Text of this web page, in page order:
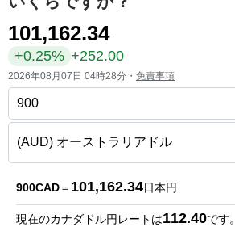
ム
ペ
ー
ジ
通
貨
一
覧
101,162.34
+0.25% +252.00
2026年08月07日 04時28分・ 免責事項
900CAD＝ 101,162.34日本円
現在のカナダドル円レートは112.40です。